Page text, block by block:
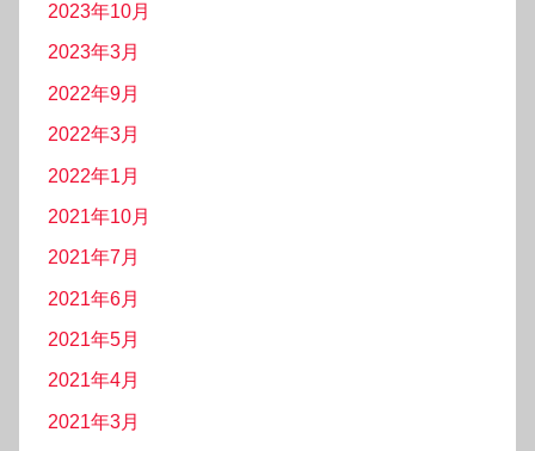
2023年10月
2023年3月
2022年9月
2022年3月
2022年1月
2021年10月
2021年7月
2021年6月
2021年5月
2021年4月
2021年3月